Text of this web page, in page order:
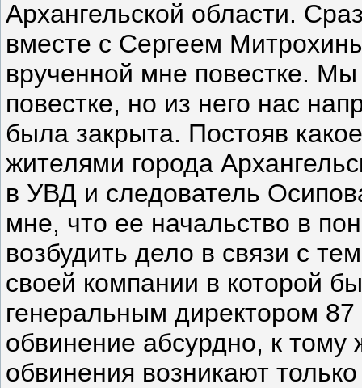
Архангельской области.
вместе с Сергеем
врученной мне повестке.
повестке, но из него нас
была закрыта. Постояв
жителями города
в УВД и следователь
мне, что ее начальство в
возбудить дело в связи с
своей компании в которой
генеральным директором
обвинение абсурдно, к тому
обвинения возникают